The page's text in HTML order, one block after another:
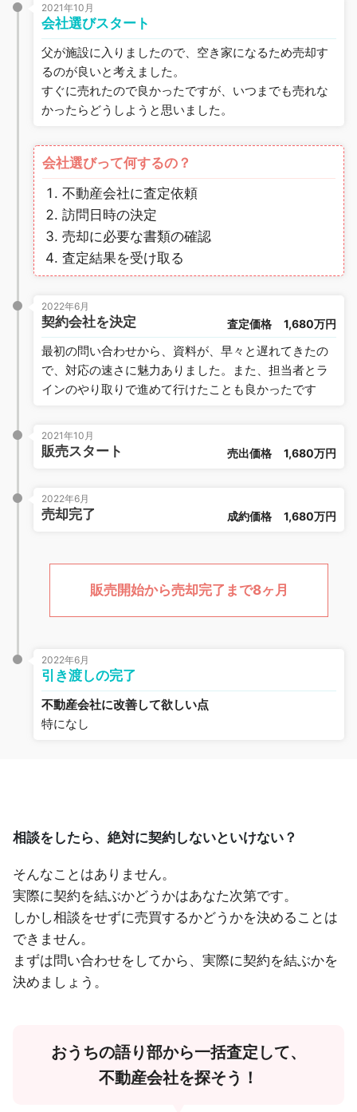
2021年10月
会社選びスタート
父が施設に入りましたので、空き家になるため売却す
るのが良いと考えました。
すぐに売れたので良かったですが、いつまでも売れな
かったらどうしようと思いました。
会社選びって何するの？
不動産会社に査定依頼
訪問日時の決定
売却に必要な書類の確認
査定結果を受け取る
2022年6月
契約会社を決定 査定価格 1,680万円
最初の問い合わせから、資料が、早々と遅れてきたの
で、対応の速さに魅力ありました。また、担当者とラ
インのやり取りで進めて行けたことも良かったです
2021年10月
販売スタート 売出価格 1,680万円
2022年6月
売却完了 成約価格 1,680万円
販売開始から売却完了まで8ヶ月
2022年6月
引き渡しの完了
不動産会社に改善して欲しい点
特になし
相談をしたら、絶対に契約しないといけない？
そんなことはありません。
実際に契約を結ぶかどうかはあなた次第です。
しかし相談をせずに売買するかどうかを決めることは
できません。
まずは問い合わせをしてから、実際に契約を結ぶかを
決めましょう。
おうちの語り部から一括査定して、
不動産会社を探そう！